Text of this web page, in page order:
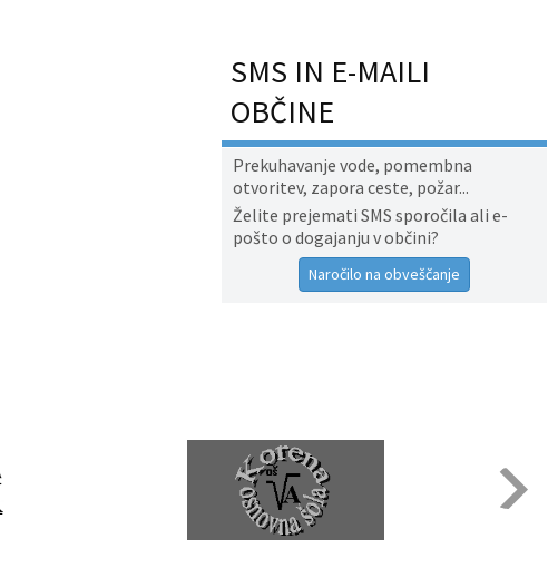
SMS IN E-MAILI
OBČINE
Prekuhavanje vode, pomembna
otvoritev, zapora ceste, požar...
Želite prejemati SMS sporočila ali e-
pošto o dogajanju v občini?
Naročilo na obveščanje